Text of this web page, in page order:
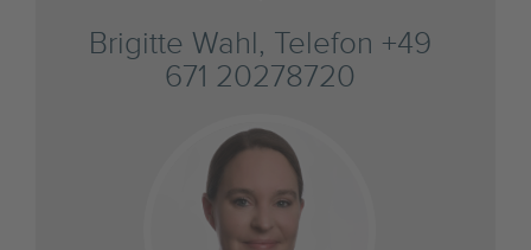
Brigitte Wahl, Telefon +49
671 20278720